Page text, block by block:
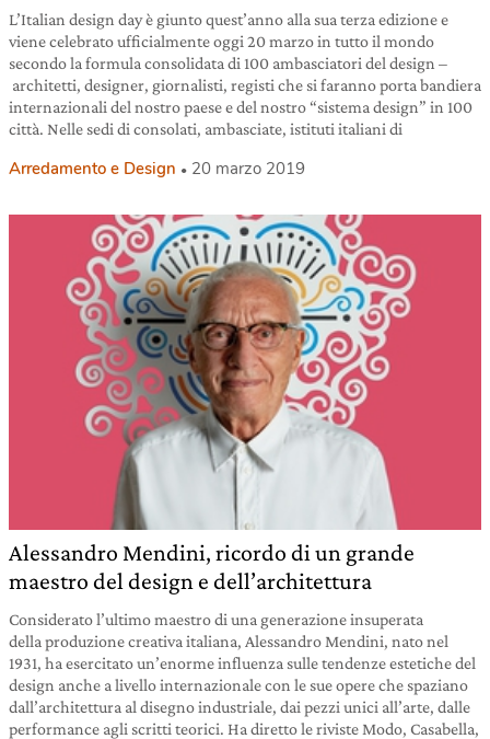
L’Italian design day è giunto quest’anno alla sua terza edizione e
viene celebrato ufficialmente oggi 20 marzo in tutto il mondo
secondo la formula consolidata di 100 ambasciatori del design –
architetti, designer, giornalisti, registi che si faranno porta bandiera
internazionali del nostro paese e del nostro “sistema design” in 100
città. Nelle sedi di consolati, ambasciate, istituti italiani di
Arredamento e Design 20 marzo 2019
Alessandro Mendini, ricordo di un grande
maestro del design e dell’architettura
Considerato l’ultimo maestro di una generazione insuperata
della produzione creativa italiana, Alessandro Mendini, nato nel
1931, ha esercitato un’enorme influenza sulle tendenze estetiche del
design anche a livello internazionale con le sue opere che spaziano
dall’architettura al disegno industriale, dai pezzi unici all’arte, dalle
performance agli scritti teorici. Ha diretto le riviste Modo, Casabella,